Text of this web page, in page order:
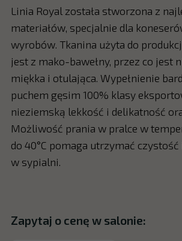
Linia Royal została stworzona z
materiałów, specjalnie dla
wyrobów. Tkanina użyta do
jest z mako-bawełny, przez co jest
miękka i otulająca. Wypełnienie
puchem gęsim 100% klasy
nieziemską lekkość i delikatność
Możliwość prania w pralce w
do 40°C pomaga utrzymać
w sypialni.
Zapytaj o cenę w salonie: